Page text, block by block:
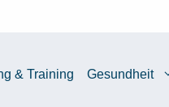
& Training Gesundheit